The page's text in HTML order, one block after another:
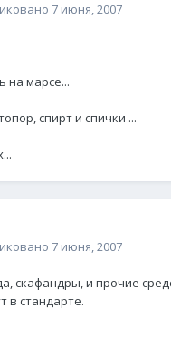
7 июня, 2007
на марсе...
спирт и спички ...
7 июня, 2007
скафандры, и прочие
в стандарте.